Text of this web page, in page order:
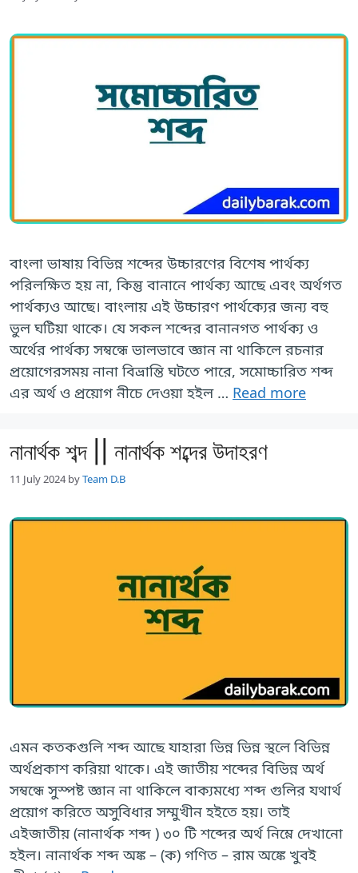
বাংলা ভাষায় বিভিন্ন শব্দের উচ্চারণের বিশেষ পার্থক্য
পরিলক্ষিত হয় না, কিন্তু বানানে পার্থক্য আছে এবং অর্থগত
পার্থক্যও আছে। বাংলায় এই উচ্চারণ পার্থক্যের জন্য বহু
ভুল ঘটিয়া থাকে। যে সকল শব্দের বানানগত পার্থক্য ও
অর্থের পার্থক্য সম্বন্ধে ভালভাবে জ্ঞান না থাকিলে রচনার
প্রয়োগেরসময় নানা বিভ্রান্তি ঘটতে পারে, সমোচ্চারিত শব্দ
এর অর্থ ও প্রয়োগ নীচে দেওয়া হইল … Read more
নানার্থক শব্দ || নানার্থক শব্দের উদাহরণ
11 July 2024 byTeam D.B
এমন কতকগুলি শব্দ আছে যাহারা ভিন্ন ভিন্ন স্থলে বিভিন্ন
অর্থপ্রকাশ করিয়া থাকে। এই জাতীয় শব্দের বিভিন্ন অর্থ
সম্বন্ধে সুস্পষ্ট জ্ঞান না থাকিলে বাক্যমধ্যে শব্দ গুলির যথার্থ
প্রয়োগ করিতে অসুবিধার সম্মুখীন হইতে হয়। তাই
এইজাতীয় (নানার্থক শব্দ ) ৩০ টি শব্দের অর্থ নিম্নে দেখানো
হইল। নানার্থক শব্দ অঙ্ক – (ক) গণিত – রাম অঙ্কে খুবই